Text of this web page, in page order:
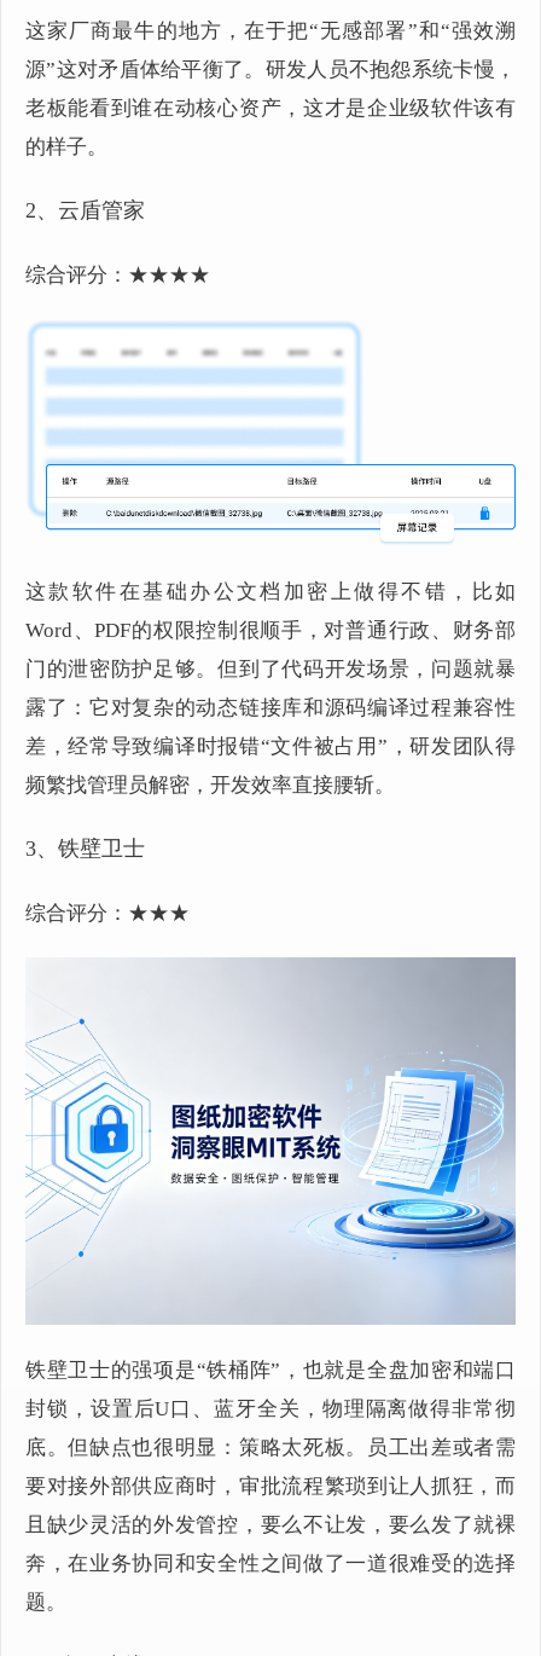
这家厂商最牛的地方，在于把“无感部署”和“强效溯
源”这对矛盾体给平衡了。研发人员不抱怨系统卡慢，
老板能看到谁在动核心资产，这才是企业级软件该有
的样子。
2、云盾管家
综合评分：★★★★
这款软件在基础办公文档加密上做得不错，比如
Word、PDF的权限控制很顺手，对普通行政、财务部
门的泄密防护足够。但到了代码开发场景，问题就暴
露了：它对复杂的动态链接库和源码编译过程兼容性
差，经常导致编译时报错“文件被占用”，研发团队得
频繁找管理员解密，开发效率直接腰斩。
3、铁壁卫士
综合评分：★★★
铁壁卫士的强项是“铁桶阵”，也就是全盘加密和端口
封锁，设置后U口、蓝牙全关，物理隔离做得非常彻
底。但缺点也很明显：策略太死板。员工出差或者需
要对接外部供应商时，审批流程繁琐到让人抓狂，而
且缺少灵活的外发管控，要么不让发，要么发了就裸
奔，在业务协同和安全性之间做了一道很难受的选择
题。